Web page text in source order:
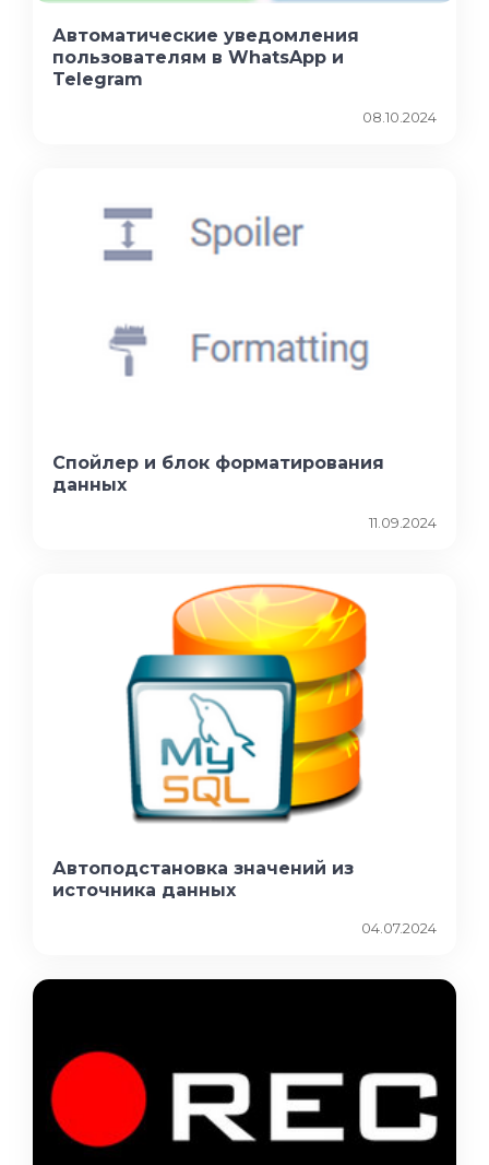
Автоматические уведомления
пользователям в WhatsApp и
Telegram
08.10.2024
Спойлер и блок форматирования
данных
11.09.2024
Автоподстановка значений из
источника данных
04.07.2024